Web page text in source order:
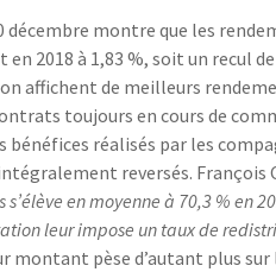
décembre montre que les
2018 à 1,83 %, soit un recul
affichent de meilleurs
toujours en cours de
réalisés par les
reversés. François
en moyenne à 70,3 % en
leur impose un taux de
montant pèse d’autant plus